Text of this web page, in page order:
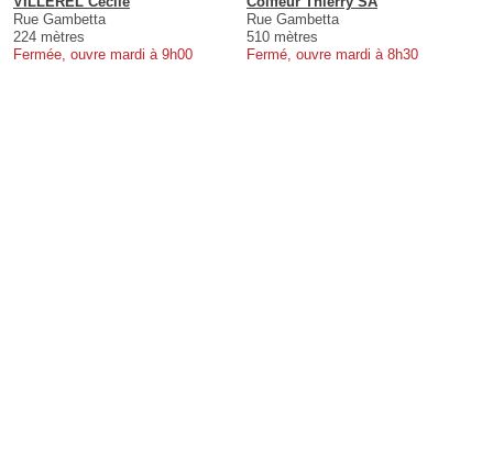
Rue Gambetta
224 mètres
Fermée, ouvre mardi à 9h00
Rue Gambetta
510 mètres
Fermé, ouvre mardi à 8h30